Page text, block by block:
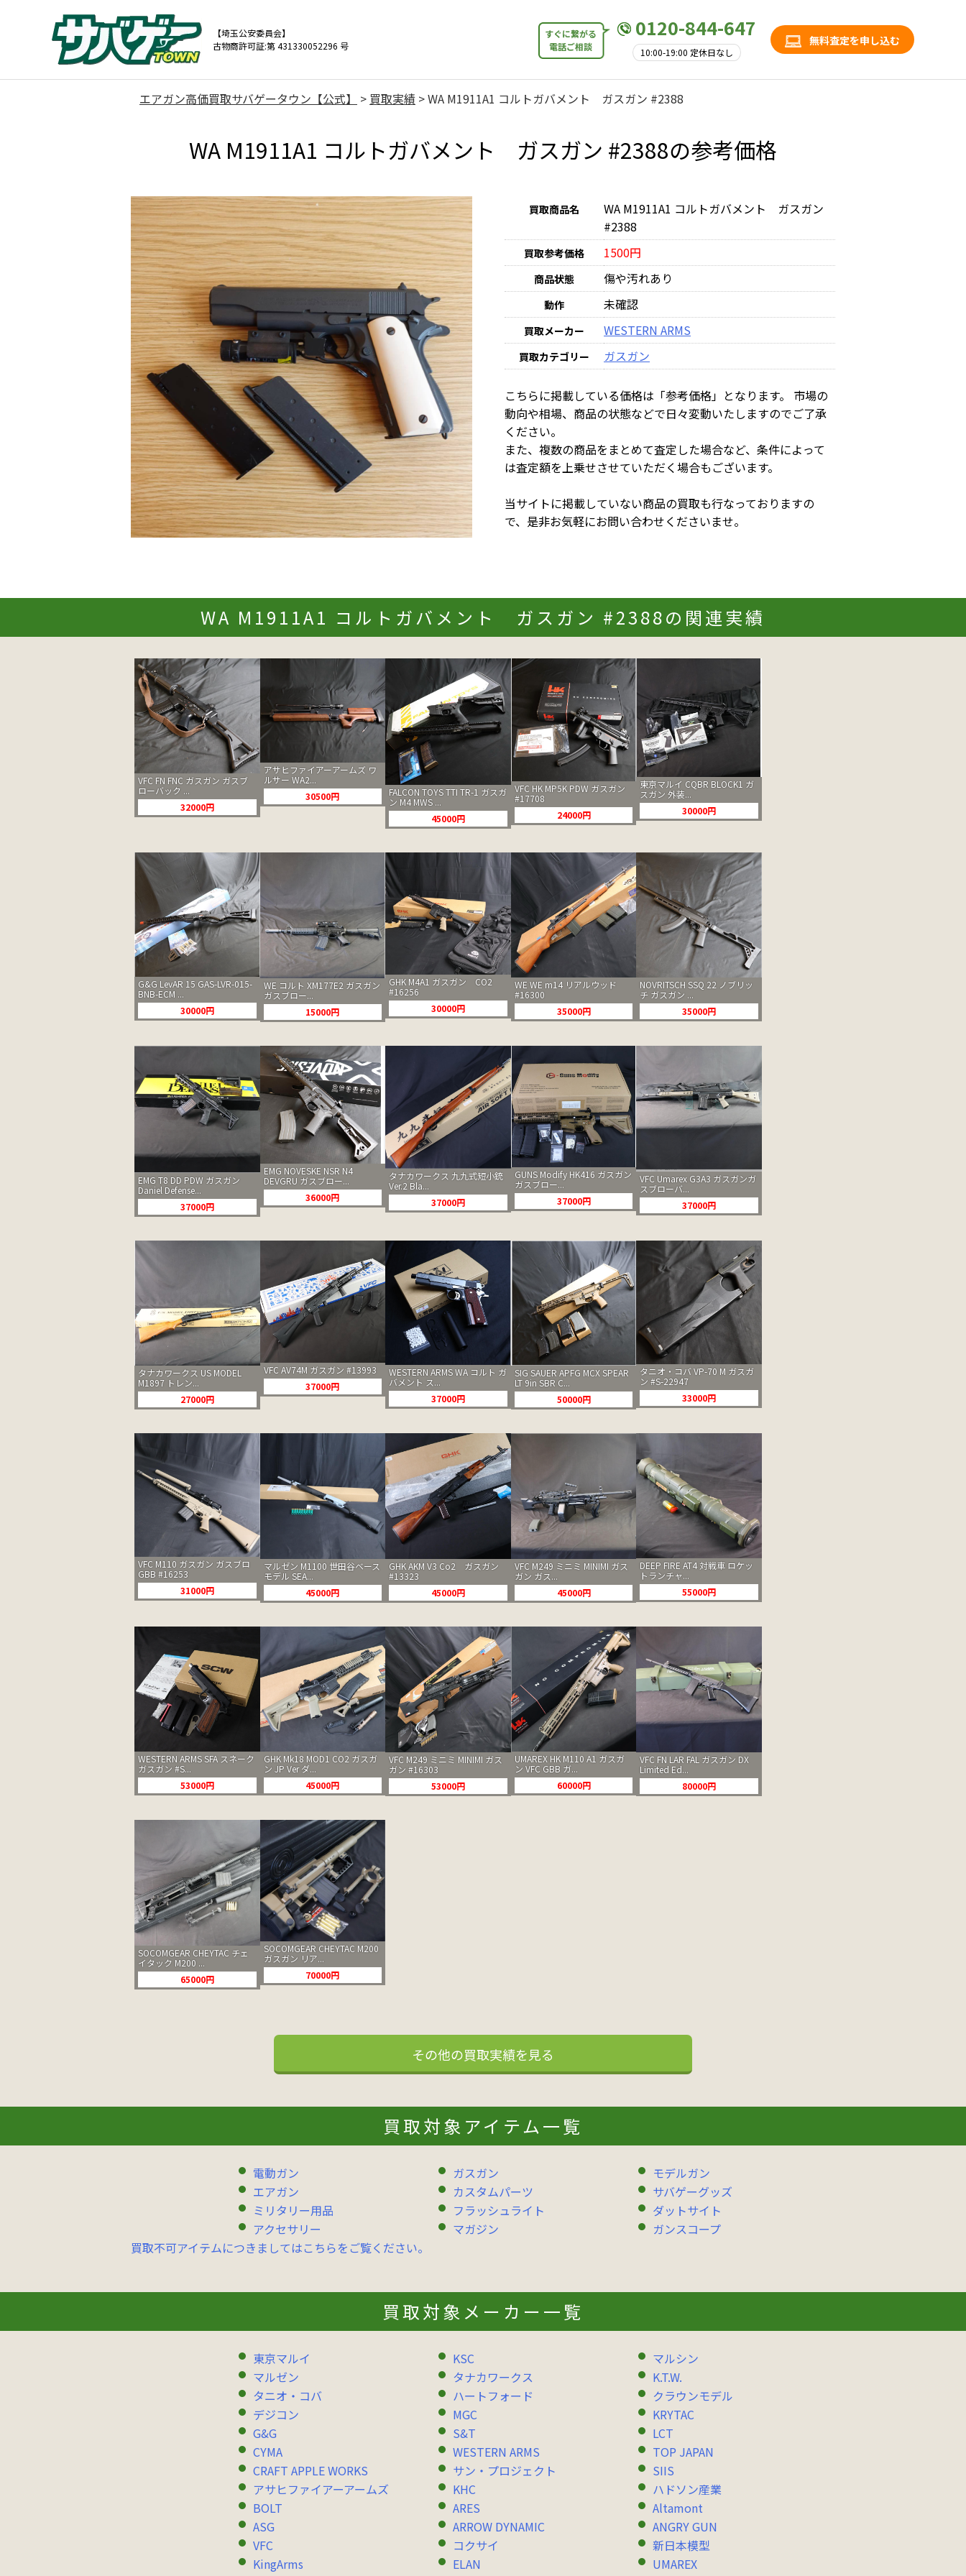
【埼玉公安委員会】
古物商許可証:第 431330052296 号
0120-844-647
10:00-19:00 定休日なし
すぐに繋がる
電話ご相談
無料査定を申し込む
エアガン高価買取サバゲータウン【公式】 > 買取実績 >WA M1911A1 コルトガバメント ガスガン #2388
WA M1911A1 コルトガバメント ガスガン #2388の参考価格
買取商品名
WA M1911A1 コルトガバメント ガスガン
#2388
買取参考価格 1500円
商品状態 傷や汚れあり
動作 未確認
買取メーカー WESTERN ARMS
買取カテゴリー ガスガン
こちらに掲載している価格は「参考価格」となります。 市場の
動向や相場、商品の状態などで日々変動いたしますのでご了承
ください。
また、複数の商品をまとめて査定した場合など、条件によって
は査定額を上乗せさせていただく場合もございます。
当サイトに掲載していない商品の買取も行なっておりますの
で、是非お気軽にお問い合わせくださいませ。
WA M1911A1 コルトガバメント ガスガン #2388の関連実績
VFC FN FNC ガスガン ガスブ
ローバック ...
32000円
アサヒファイアーアームズ ワ
ルサー WA2...
30500円
FALCON TOYS TTI TR-1 ガスガ
ン M4 MWS ...
45000円
VFC HK MP5K PDW ガスガン
#17708
24000円
東京マルイ CQBR BLOCK1 ガ
スガン 外装...
30000円
G&G LevAR 15 GAS-LVR-015-
BNB-ECM ...
30000円
WE コルト XM177E2 ガスガン
ガスブロー...
15000円
GHK M4A1 ガスガン CO2
#16256
30000円
WE WE m14 リアルウッド
#16300
35000円
NOVRITSCH SSQ 22 ノブリッ
チ ガスガン ...
35000円
EMG T8 DD PDW ガスガン
Daniel Defense...
37000円
EMG NOVESKE NSR N4
DEVGRU ガスブロー...
36000円
タナカワークス 九九式短小銃
Ver.2 Bla...
37000円
GUNS Modify HK416 ガスガン
ガスブロー...
37000円
VFC Umarex G3A3 ガスガンガ
スブローバ...
37000円
タナカワークス US MODEL
M1897 トレン...
27000円
VFC AV74M ガスガン #13993
37000円
WESTERN ARMS WA コルト ガ
バメント ス...
37000円
SIG SAUER APFG MCX SPEAR
LT 9in SBR C...
50000円
タニオ・コバ VP-70 M ガスガ
ン #S-22947
33000円
VFC M110 ガスガン ガスブロ
GBB #16253
31000円
マルゼン M1100 世田谷ベース
モデル SEA...
45000円
GHK AKM V3 Co2 ガスガン
#13323
45000円
VFC M249 ミニミ MINIMI ガス
ガン ガス...
45000円
DEEP FIRE AT4 対戦車 ロケッ
トランチャ...
55000円
WESTERN ARMS SFA スネーク
ガスガン #S...
53000円
GHK Mk18 MOD1 CO2 ガスガ
ン JP Ver ダ...
45000円
VFC M249 ミニミ MINIMI ガス
ガン #16303
53000円
UMAREX HK M110 A1 ガスガ
ン VFC GBB ガ...
60000円
VFC FN LAR FAL ガスガン DX
Limited Ed...
80000円
SOCOMGEAR CHEYTAC チェ
イタック M200 ...
65000円
SOCOMGEAR CHEYTAC M200
ガスガン リア...
70000円
その他の買取実績を見る
買取対象アイテム一覧
電動ガン ガスガン
モデルガン
エアガン
カスタムパーツ
サバゲーグッズ
ミリタリー用品
フラッシュライト
ダットサイト
アクセサリー
マガジン
ガンスコープ
買取不可アイテムにつきましてはこちらをご覧ください。
買取対象メーカー一覧
東京マルイ KSC
マルシン
マルゼン
タナカワークス
K.T.W.
タニオ・コバ
ハートフォード
クラウンモデル
デジコン
MGC
KRYTAC
G&G
S&T
LCT
CYMA
WESTERN ARMS
TOP JAPAN
CRAFT APPLE WORKS
サン・プロジェクト
SIIS
アサヒファイアーアームズ
KHC
ハドソン産業
BOLT
ARES
Altamont
ASG
ARROW DYNAMIC
ANGRY GUN
VFC
コクサイ
新日本模型
KingArms
ELAN
UMAREX